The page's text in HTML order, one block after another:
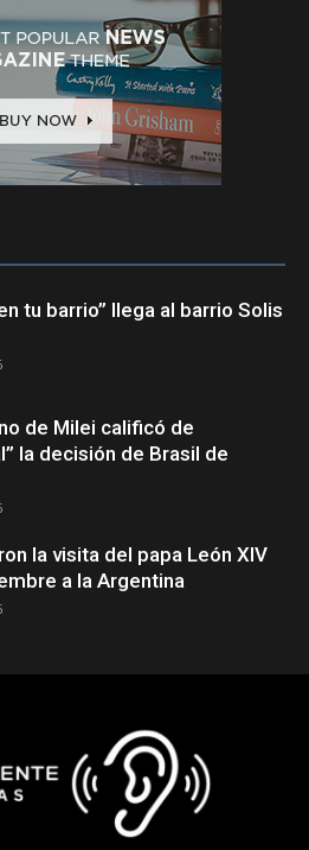
tu barrio” llega al barrio Solis
de Milei calificó de
la decisión de Brasil de
la visita del papa León XIV
a la Argentina